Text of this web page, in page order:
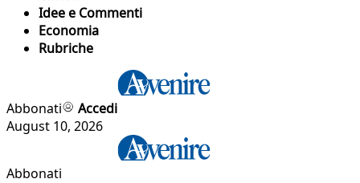
Idee e Commenti
Economia
Rubriche
Abbonati
Accedi
August 10, 2026
Abbonati